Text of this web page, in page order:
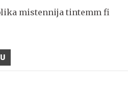
mistennija tintemm fi